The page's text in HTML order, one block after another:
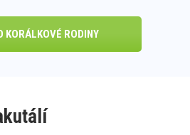
KORÁLKOVÉ RODINY